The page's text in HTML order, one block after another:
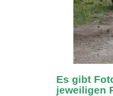
Es gibt
jeweiligen